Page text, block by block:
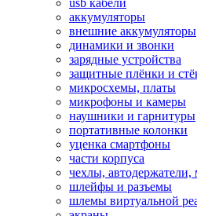
usb кабели
аккумуляторы
внешние аккумуляторы
динамики и звонки
зарядные устройства
защитные плёнки и
микросхемы, платы
микрофоны и камеры
наушники и гарнитуры
портативные колонки
уценка смартфоны
части корпуса
чехлы,
шлейфы и разъемы
шлемы виртуальной